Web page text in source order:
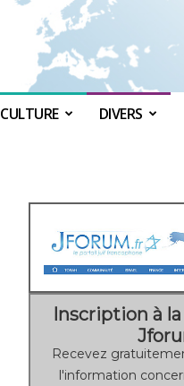
CULTURE DIVERS
Inscription à
Recevez
l'information